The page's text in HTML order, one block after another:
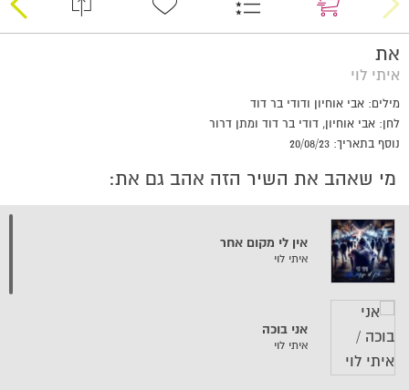
את
איתי לוי
מילים: אבי אוחיון ודודי בר דוד
לחן: אבי אוחיון, דודי בר דוד ומתן דרור
נוסף בתאריך: 20/08/23
מי שאהב את השיר הזה אהב גם את:
אין לי מקום אחר
איתי לוי
אני בוכה
איתי לוי